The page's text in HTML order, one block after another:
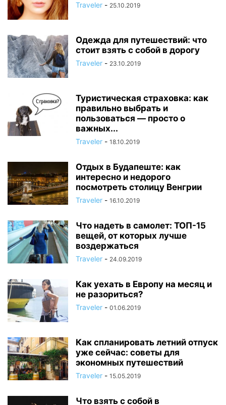
Traveler - 25.10.2019
Одежда для путешествий: что
стоит взять с собой в дорогу
Traveler - 23.10.2019
Туристическая страховка: как
правильно выбрать и
пользоваться — просто о
важных...
Traveler - 18.10.2019
Отдых в Будапеште: как
интересно и недорого
посмотреть столицу Венгрии
Traveler - 16.10.2019
Что надеть в самолет: ТОП-15
вещей, от которых лучше
воздержаться
Traveler - 24.09.2019
Как уехать в Европу на месяц и
не разориться?
Traveler - 01.06.2019
Как спланировать летний отпуск
уже сейчас: советы для
экономных путешествий
Traveler - 15.05.2019
Что взять с собой в